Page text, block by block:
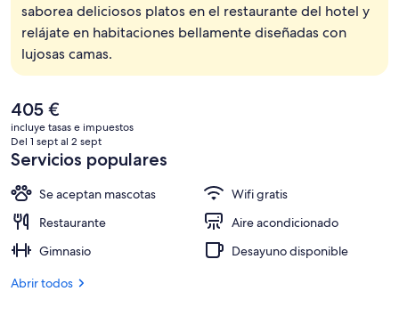
saborea deliciosos platos en el restaurante del hotel y
relájate en habitaciones bellamente diseñadas con
lujosas camas.
El
precio
actual
es
de
405 €
405 €
incluye tasas e impuestos
Del 1 sept al 2 sept
Servicios populares
Se aceptan mascotas
Wifi gratis
Restaurante
Aire acondicionado
Gimnasio
Desayuno disponible
Abrir todos